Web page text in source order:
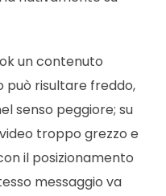
un contenuto
risultare freddo,
senso peggiore; su
troppo grezzo e
il posizionamento
messaggio va